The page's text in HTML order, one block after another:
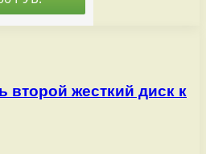
второй жесткий диск к